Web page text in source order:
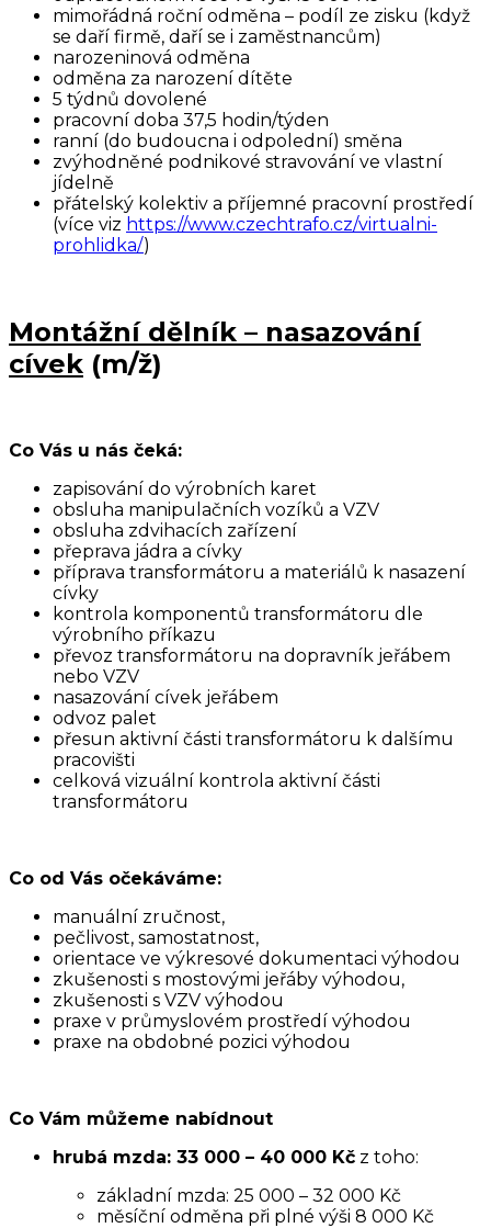
mimořádná roční odměna – podíl ze zisku (když
se daří firmě, daří se i zaměstnancům)
narozeninová odměna
odměna za narození dítěte
5 týdnů dovolené
pracovní doba 37,5 hodin/týden
ranní (do budoucna i odpolední) směna
zvýhodněné podnikové stravování ve vlastní
jídelně
přátelský kolektiv a příjemné pracovní prostředí
(více viz https://www.czechtrafo.cz/virtualni-
prohlidka/)
Montážní dělník – nasazování
cívek (m/ž)
Co Vás u nás čeká:
zapisování do výrobních karet
obsluha manipulačních vozíků a VZV
obsluha zdvihacích zařízení
přeprava jádra a cívky
příprava transformátoru a materiálů k nasazení
cívky
kontrola komponentů transformátoru dle
výrobního příkazu
převoz transformátoru na dopravník jeřábem
nebo VZV
nasazování cívek jeřábem
odvoz palet
přesun aktivní části transformátoru k dalšímu
pracovišti
celková vizuální kontrola aktivní části
transformátoru
Co od Vás očekáváme:
manuální zručnost,
pečlivost, samostatnost,
orientace ve výkresové dokumentaci výhodou
zkušenosti s mostovými jeřáby výhodou,
zkušenosti s VZV výhodou
praxe v průmyslovém prostředí výhodou
praxe na obdobné pozici výhodou
Co Vám můžeme nabídnout
hrubá mzda: 33 000 – 40 000 Kč z toho:
základní mzda: 25 000 – 32 000 Kč
měsíční odměna při plné výši 8 000 Kč